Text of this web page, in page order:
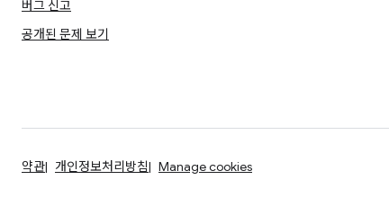
버그 신고
공개된 문제 보기
약관 개인정보처리방침 Manage cookies